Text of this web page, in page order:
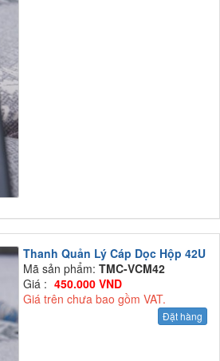
Thanh Quản Lý Cáp Dọc Hộp 42U
Mã sản phẩm: TMC-VCM42
Giá : 450.000 VND
Giá trên chưa bao gồm VAT.
Đặt hàng